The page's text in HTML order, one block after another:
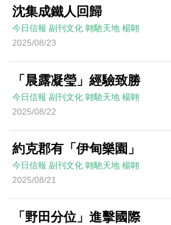
沈集成鐵人回歸
今日信報 副刊文化 翺馳天地 楊翺
2025/08/23
「晨露凝瑩」經驗致勝
今日信報 副刊文化 翺馳天地 楊翺
2025/08/22
約克郡有「伊甸樂園」
今日信報 副刊文化 翺馳天地 楊翺
2025/08/21
「野田分位」進擊國際